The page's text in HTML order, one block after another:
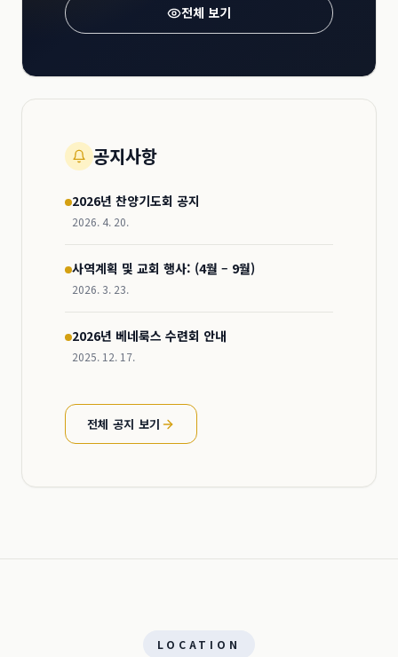
전체 보기
공지사항
2026년 찬양기도회 공지
2026. 4. 20.
사역계획 및 교회 행사: (4월 – 9월)
2026. 3. 23.
2026년 베네룩스 수련회 안내
2025. 12. 17.
전체 공지 보기
LOCATION